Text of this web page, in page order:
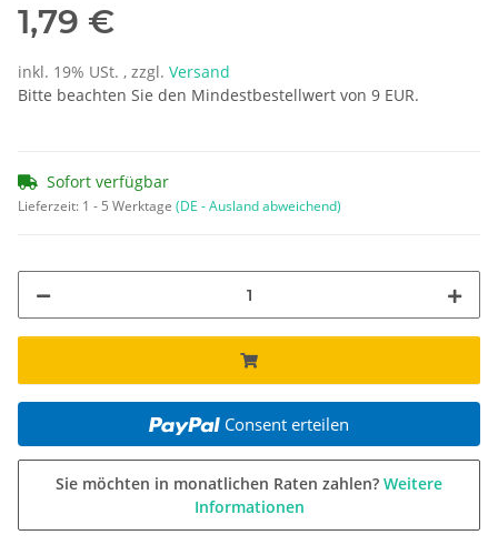
1,79 €
inkl. 19% USt. , zzgl. Versand
Bitte beachten Sie den Mindestbestellwert von 9 EUR.
Sofort verfügbar
Lieferzeit: 1 - 5 Werktage (DE - Ausland abweichend)
Consent erteilen
Sie möchten in monatlichen Raten zahlen? Weitere
Informationen